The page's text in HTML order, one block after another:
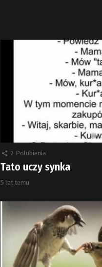
2 Polubienia
Tato uczy synka
5 lat temu